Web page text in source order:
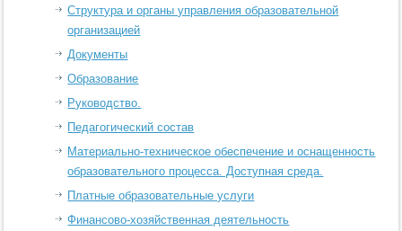
Структура и органы управления образовательной
организацией
Документы
Образование
Руководство.
Педагогический состав
Материально-техническое обеспечение и оснащенность
образовательного процесса. Доступная среда.
Платные образовательные услуги
Финансово-хозяйственная деятельность